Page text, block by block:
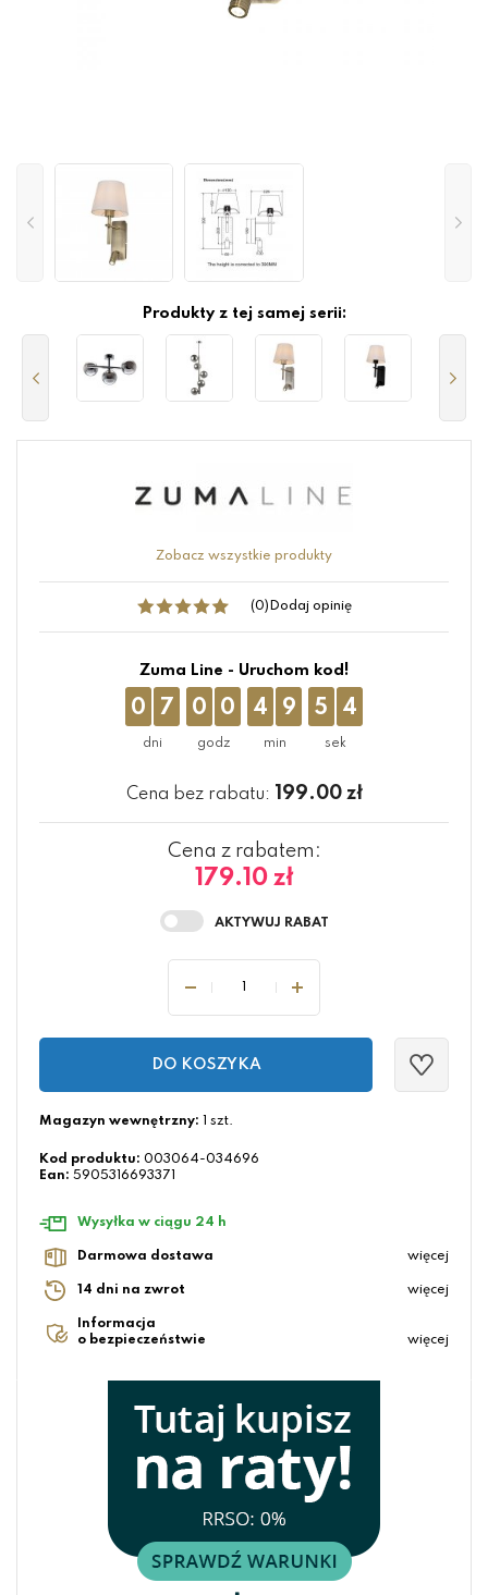
Produkty z tej samej serii:
Zobacz wszystkie produkty
(0) Dodaj opinię
Zuma Line - Uruchom kod!
0 7 0 0 4 9 5 3
Cena bez rabatu: 199.00 zł
Cena z rabatem:
179.10 zł
DO KOSZYKA
Magazyn wewnętrzny: 1 szt.
Kod produktu: 003064-034696
Ean: 5905316693371
Wysyłka w ciągu 24 h
Darmowa dostawa więcej
14 dni na zwrot więcej
Informacja
o bezpieczeństwie
więcej